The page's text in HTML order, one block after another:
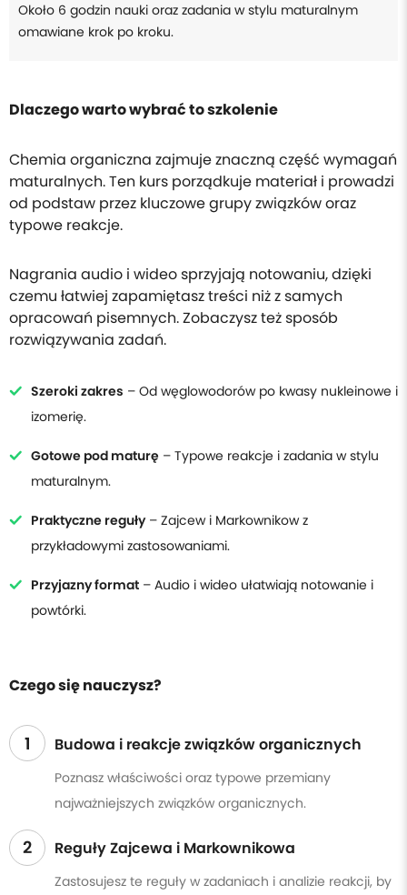
Około 6 godzin nauki oraz zadania w stylu maturalnym
omawiane krok po kroku.
Dlaczego warto wybrać to szkolenie
Chemia organiczna zajmuje znaczną część wymagań
maturalnych. Ten kurs porządkuje materiał i prowadzi
od podstaw przez kluczowe grupy związków oraz
typowe reakcje.
Nagrania audio i wideo sprzyjają notowaniu, dzięki
czemu łatwiej zapamiętasz treści niż z samych
opracowań pisemnych. Zobaczysz też sposób
rozwiązywania zadań.
Szeroki zakres – Od węglowodorów po kwasy nukleinowe i
izomerię.
Gotowe pod maturę – Typowe reakcje i zadania w stylu
maturalnym.
Praktyczne reguły– Zajcew i Markownikow z
przykładowymi zastosowaniami.
Przyjazny format – Audio i wideo ułatwiają notowanie i
powtórki.
Czego się nauczysz?
1 Budowa i reakcje związków organicznych
Poznasz właściwości oraz typowe przemiany
najważniejszych związków organicznych.
2 Reguły Zajcewa i Markownikowa
Zastosujesz te reguły w zadaniach i analizie reakcji, by